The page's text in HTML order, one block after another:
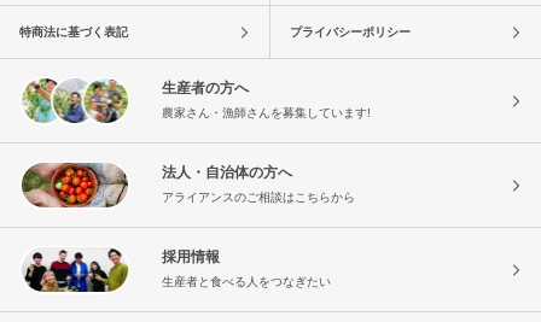
特商法に基づく表記 プライバシーポリシー
生産者の方へ
農家さん・漁師さんを募集しています!
法人・自治体の方へ
アライアンスのご相談はこちらから
採用情報
生産者と食べる人をつなぎたい